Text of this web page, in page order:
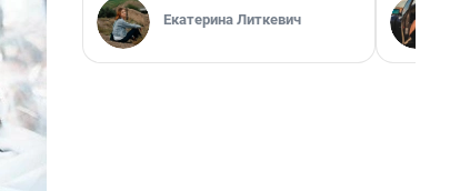
Екатерина Литкевич